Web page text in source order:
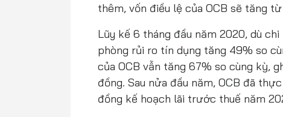
thêm, vốn điều lệ của OCB sẽ tăng
Lũy kế 6 tháng đầu năm 2020, dù
phòng rủi ro tín dụng tăng 49% so
của OCB vẫn tăng 67% so cùng kỳ,
đồng. Sau nửa đầu năm, OCB đã
đồng kế hoạch lãi trước thuế năm